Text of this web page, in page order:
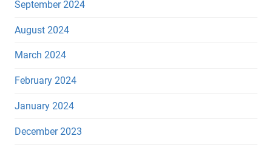
September 2024
August 2024
March 2024
February 2024
January 2024
December 2023